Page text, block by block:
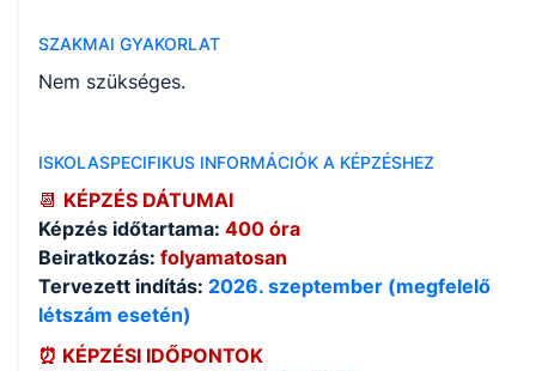
SZAKMAI GYAKORLAT
Nem szükséges.
ISKOLASPECIFIKUS INFORMÁCIÓK A KÉPZÉSHEZ
📆 KÉPZÉS DÁTUMAI
Képzés időtartama: 400 óra
Beiratkozás: folyamatosan
Tervezett indítás: 2026. szeptember (megfelelő
létszám esetén)
⏰ KÉPZÉSI IDŐPONTOK